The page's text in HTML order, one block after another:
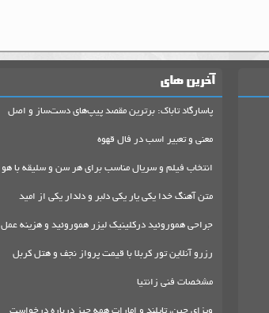
آخرین های
پاسارگاد تاباک: برترین مقصد پیپ‌های دست‌ساز و اصل
معنی و تعبیر اسب در فال قهوه
انتخاب فیلم و سریال مناسب برای هر سن و سلیقه با هو
متن آهنگ خدا یکی یار یکی دلبر و دلدار یکی از امید
جراحی هموروئید درکلینیک لیزر هموروئید و هزینه عمل
رزرو آنلاین تور کربلا با قیمت پرواز نجف و هتل کربل
مشخصات فنی زانتیا